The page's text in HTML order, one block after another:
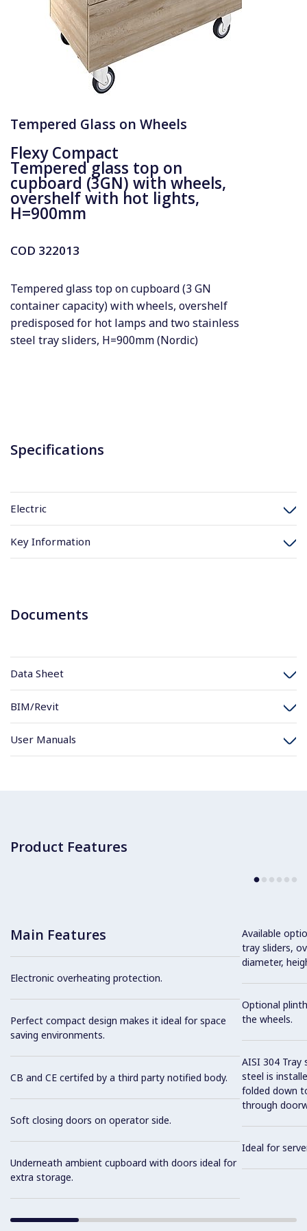
Tempered Glass on Wheels
Flexy Compact
Tempered glass top on
cupboard (3GN) with wheels,
overshelf with hot lights,
H=900mm
COD 322013
Tempered glass top on cupboard (3 GN
container capacity) with wheels, overshelf
predisposed for hot lamps and two stainless
steel tray sliders, H=900mm (Nordic)
Specifications
Electric
Key Information
Documents
Data Sheet
BIM/Revit
User Manuals
Product Features
Main Features
Electronic overheating protection.
Perfect compact design makes it ideal for space
saving environments.
CB and CE certifed by a third party notified body.
Soft closing doors on operator side.
Underneath ambient cupboard with doors ideal for
extra storage.
Available
tray sliders,
diameter,
Optional
the wheels.
AISI 304 Tray
steel is
folded down
through
Ideal for